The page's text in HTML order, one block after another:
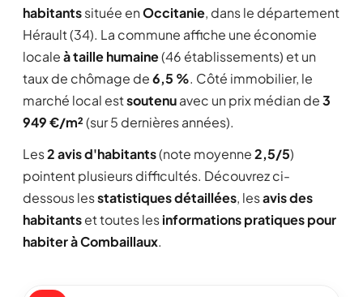
habitantssituée enOccitanie, dans le département
Hérault (34). La commune affiche une économie
localeà taille humaine(46 établissements) et un
taux de chômage de6,5 %. Côté immobilier, le
marché local estsoutenuavec un prix médian de3
949 €/m²(sur 5 dernières années).
Les2 avis d'habitants(note moyenne2,5/5)
pointent plusieurs difficultés. Découvrez ci-
dessous lesstatistiques détaillées, lesavis des
habitantset toutes lesinformations pratiques pour
habiter à Combaillaux.